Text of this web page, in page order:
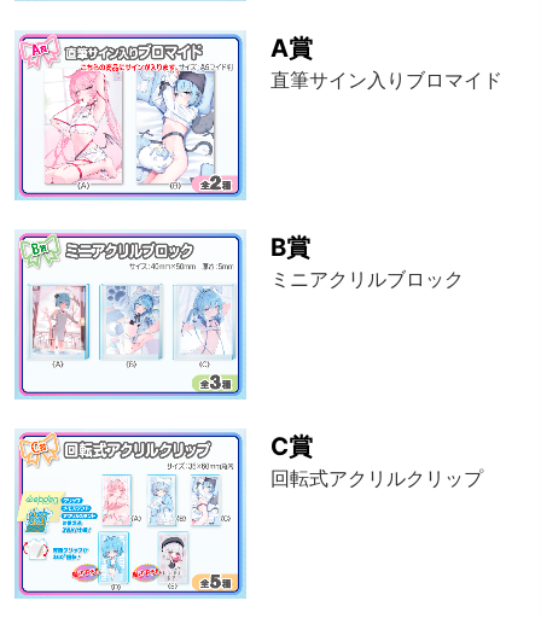
A賞
直筆サイン入りブロマイド
B賞
ミニアクリルブロック
C賞
回転式アクリルクリップ